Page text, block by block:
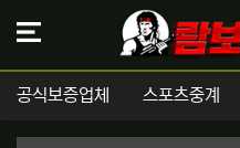
공식보증업체 스포츠중계